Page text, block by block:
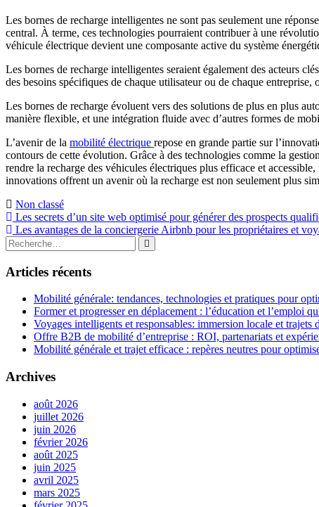
Les bornes de recharge intelligentes ne sont pas seulement une
central. À terme, ces technologies pourraient contribuer à une
véhicule électrique devient une composante active du système
Les bornes de recharge intelligentes seraient également des acteurs
des besoins spécifiques de chaque utilisateur ou de chaque
Les bornes de recharge évoluent vers des solutions de plus en plus
manière flexible, et une intégration fluide avec d’autres formes de
L’avenir de la mobilité électrique repose en grande partie sur
contours de cette évolution. Grâce à des technologies comme la
rendre la recharge des véhicules électriques plus efficace et
innovations offrent un avenir où la recharge est non seulement plus
Non classé
Navigation
de
l’article
Les secrets d’un site web optimisé pour générer des prospects
Les avantages de la conciergerie Airbnb pour les propriétaires et
Rechercher
:
Rechercher
Articles récents
Mobilité générale: tendances, technologies et pratiques pour
Former et progresser en déplacement : l’éducation et l’emploi
Voyages intelligents et responsables: immersion locale et trajets
Offre B2B de mobilité d’entreprise : ROI, partenariats et
Mobilité générale et trajet efficace : repères neutres pour
Archives
août 2026
juillet 2026
juin 2026
février 2026
août 2025
juin 2025
avril 2025
mars 2025